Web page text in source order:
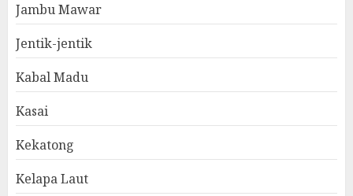
Jambu Mawar
Jentik-jentik
Kabal Madu
Kasai
Kekatong
Kelapa Laut